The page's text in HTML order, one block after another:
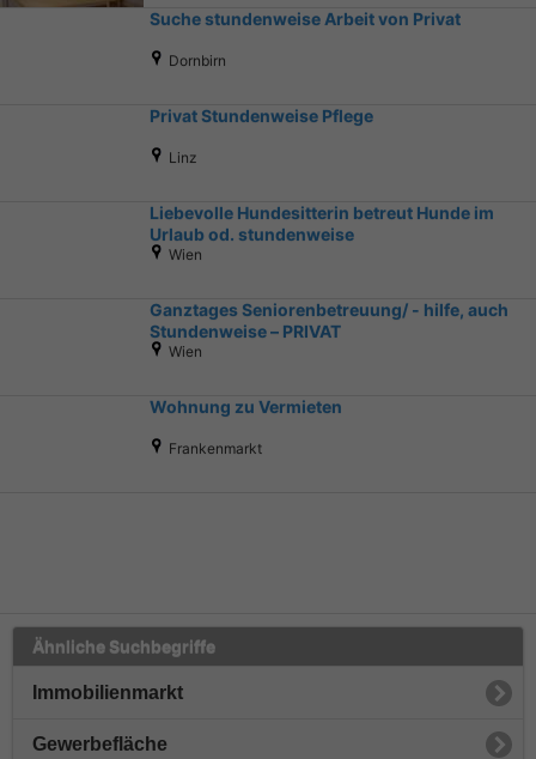
Suche stundenweise Arbeit von Privat
Dornbirn
Privat Stundenweise Pflege
Linz
Liebevolle Hundesitterin betreut Hunde im
Urlaub od. stundenweise
Wien
Ganztages Seniorenbetreuung/ - hilfe, auch
Stundenweise – PRIVAT
Wien
Wohnung zu Vermieten
Frankenmarkt
Ähnliche Suchbegriffe
Immobilienmarkt
Gewerbefläche